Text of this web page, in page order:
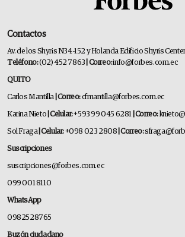
Contactos
Av. de los Shyris N34-152 y Holanda Edificio Shyris
Teléfono:(02) 452 7863 | Correo:info@forbes.com.ec
QUITO
Carlos Mantilla | Correo:cfmantilla@forbes.com.ec
Karina Nieto | Celular:+593 99 045 6281 | Correo:
Sol Fraga| Celular:+098 023 2808 | Correo:
Suscripciones
suscripciones@forbes.com.ec
099 001 8110
WhatsApp
0982528765
Buzón ciudadano